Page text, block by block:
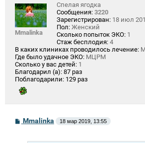
Mmalinka
Спелая ягодка
Сообщения: 3220
Зарегистрирован: 18 июл
Пол: Женский
Сколько попыток ЭКО: 1
Стаж бесплодия: 4
В каких клиниках проводилось лечение:
Где было удачное ЭКО: МЦРМ
Сколько у вас детей: 1
Благодарил (а): 87 раз
Поблагодарили: 129 раз
С
о
Mmalinka 18 мар 2019, 13:55